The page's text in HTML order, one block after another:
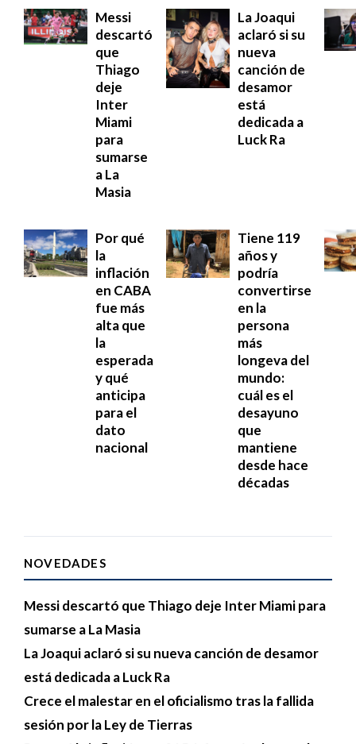
Messi
descartó
que
Thiago
deje
Inter
Miami
para
sumarse
a La
Masia
La Joaqui
aclaró si su
nueva
canción de
desamor
está
dedicada a
Luck Ra
Por qué
la
inflación
en CABA
fue más
alta que
la
esperada
y qué
anticipa
para el
dato
nacional
Tiene 119
años y
podría
convertirse
en la
persona
más
longeva del
mundo:
cuál es el
desayuno
que
mantiene
desde hace
décadas
NOVEDADES
Messi descartó que Thiago deje Inter Miami para
sumarse a La Masia
La Joaqui aclaró si su nueva canción de desamor
está dedicada a Luck Ra
Crece el malestar en el oficialismo tras la fallida
sesión por la Ley de Tierras